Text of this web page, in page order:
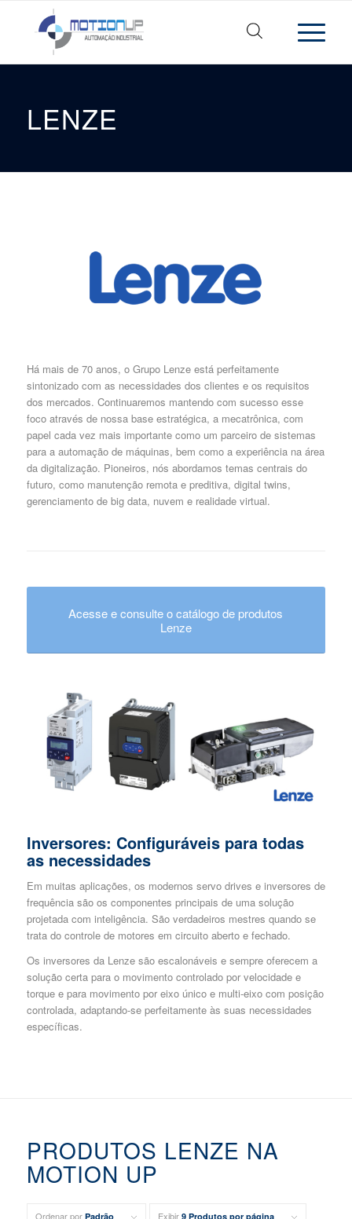
LENZE
Há mais de 70 anos, o Grupo Lenze está perfeitamente
sintonizado com as necessidades dos clientes e os requisitos
dos mercados. Continuaremos mantendo com sucesso esse
foco através de nossa base estratégica, a mecatrônica, com
papel cada vez mais importante como um parceiro de sistemas
para a automação de máquinas, bem como a experiência na área
da digitalização. Pioneiros, nós abordamos temas centrais do
futuro, como manutenção remota e preditiva, digital twins,
gerenciamento de big data, nuvem e realidade virtual.
Acesse e consulte o catálogo de produtos
Lenze
Inversores: Configuráveis para todas
as necessidades
Em muitas aplicações, os modernos servo drives e inversores de
frequência são os componentes principais de uma solução
projetada com inteligência. São verdadeiros mestres quando se
trata do controle de motores em circuito aberto e fechado.
Os inversores da Lenze são escalonáveis e sempre oferecem a
solução certa para o movimento controlado por velocidade e
torque e para movimento por eixo único e multi-eixo com posição
controlada, adaptando-se perfeitamente às suas necessidades
específicas.
PRODUTOS LENZE NA
MOTION UP
Ordenar por Padrão Exibir 9 Produtos por página